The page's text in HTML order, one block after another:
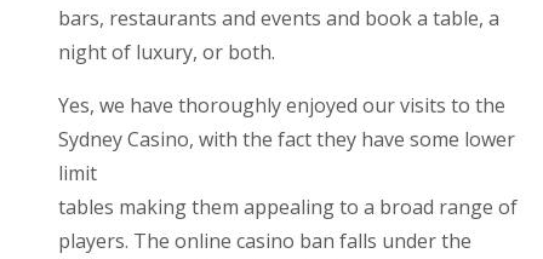
bars, restaurants and events and book a table, a
night of luxury, or both.
Yes, we have thoroughly enjoyed our visits to the
Sydney Casino, with the fact they have some lower
limit
tables making them appealing to a broad range of
players. The online casino ban falls under the